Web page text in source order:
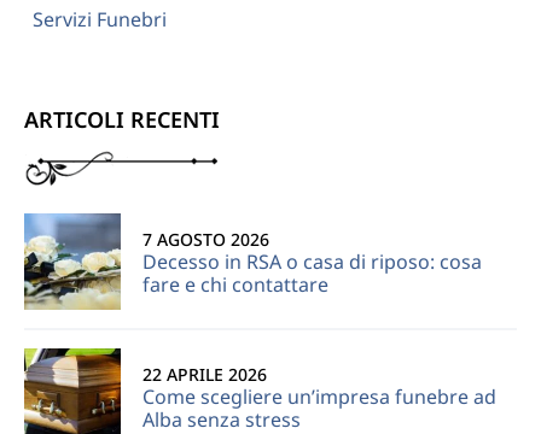
Servizi Funebri
ARTICOLI RECENTI
Decesso in RSA o casa di riposo: cosa
fare e chi contattare
7 AGOSTO 2026
Come scegliere un’impresa funebre ad
Alba senza stress
22 APRILE 2026